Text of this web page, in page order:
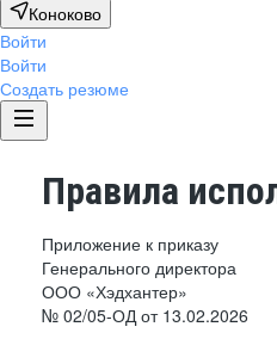
Коноково
Войти
Войти
Создать резюме
Правила
Приложение к приказу
Генерального директора
ООО «Хэдхантер»
№ 02/05-ОД от 13.02.2026